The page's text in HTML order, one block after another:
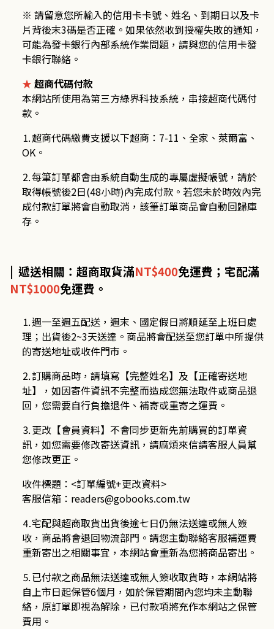
※ 請留意您所輸入的信用卡卡號、姓名、到期日以及卡
片背後末3碼是否正確。如果依然收到授權失敗的通知，
可能為發卡銀行內部系統作業問題，請與您的信用卡發
卡銀行聯絡。
★ 超商代碼付款
本網站所使用為第三方綠界科技系統，串接超商代碼付
款。
⒈超商代碼繳費支援以下超商： 7-11 、全家、萊爾富、
OK。
⒉每筆訂單都會由系統自動生成的專屬虛擬帳號，請於
取得帳號後2日(48小時)內完成付款。若您未於時效內完
成付款訂單將會自動取消，該筆訂單商品會自動回歸庫
存。
| 遞送相關：超商取貨滿NT$400免運費；宅配滿
NT$1000免運費。
⒈週一至週五配送，週末、國定假日將順延至上班日處
理；出貨後2~3天送達。商品將會配送至您訂單中所提供
的寄送地址或收件門市。
⒉訂購商品時，請填寫【完整姓名】及【正確寄送地
址】，如因寄件資訊不完整而造成您無法取件或商品退
回，您需要自行負擔退件、補寄或重寄之運費。
⒊更改【會員資料】不會同步更新先前購買的訂單資
訊，如您需要修改寄送資訊，請麻煩來信請客服人員幫
您修改更正。
收件標題：<訂單編號+更改資料>
客服信箱： readers@gobooks.com.tw
⒋宅配與超商取貨出貨後逾七日仍無法送達或無人簽
收，商品將會退回物流部門。請您主動聯絡客服補運費
重新寄出之相關事宜，本網站會重新為您將商品寄出。
⒌已付款之商品無法送達或無人簽收取貨時，本網站將
自上市日起保管6個月，如於保管期間內您均未主動聯
絡，原訂單即視為解除，已付款項將充作本網站之保管
費用。